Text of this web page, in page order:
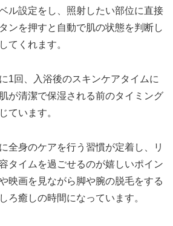
ル設定をし、照射したい部位に直接
ンを押すと自動で肌の状態を判断し
てくれます。
1回、入浴後のスキンケアタイムに
が清潔で保湿される前のタイミング
ています。
全身のケアを行う習慣が定着し、リ
タイムを過ごせるのが嬉しいポイン
映画を見ながら脚や腕の脱毛をする
ろ癒しの時間になっています。